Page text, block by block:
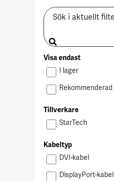
Sök i
aktuellt
Visa
Visa endast
I lager
Rekommenderad
Tillverkare
Tillverkare
StarTech
Kabeltyp
Kabeltyp
DVI-kabel
DisplayPort-kabel